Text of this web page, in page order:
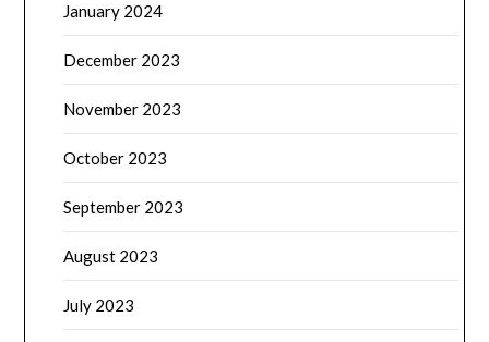
January 2024
December 2023
November 2023
October 2023
September 2023
August 2023
July 2023